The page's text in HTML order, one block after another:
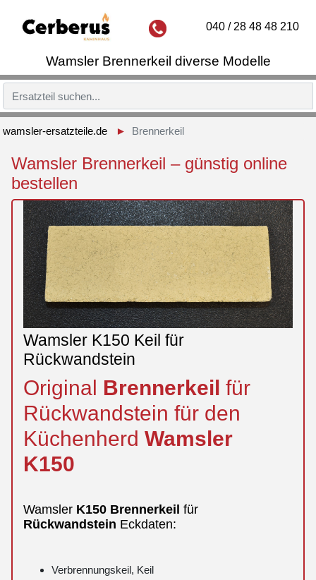
Wamsler Brennerkeil diverse Modelle
040 / 28 48 48 210
wamsler-ersatzteile.de Brennerkeil
Wamsler Brennerkeil – günstig online
bestellen
Wamsler K150 Keil für
Rückwandstein
Original Brennerkeil für
Rückwandstein für den
Küchenherd Wamsler
K150
Wamsler K150 Brennerkeil für
Rückwandstein Eckdaten:
Verbrennungskeil, Keil